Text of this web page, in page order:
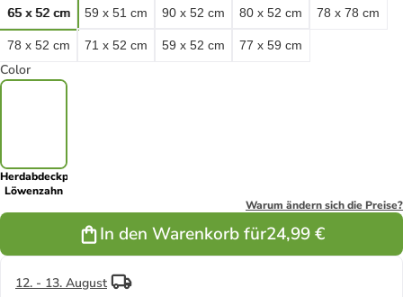
65 x 52 cm 59 x 51 cm 90 x 52 cm 80 x 52 cm 78 x 78 cm
78 x 52 cm 71 x 52 cm 59 x 52 cm 77 x 59 cm
Color
Herdabdeckplatte
Löwenzahn
Warum ändern sich die Preise?
In den Warenkorb für24,99 €
12. - 13. August